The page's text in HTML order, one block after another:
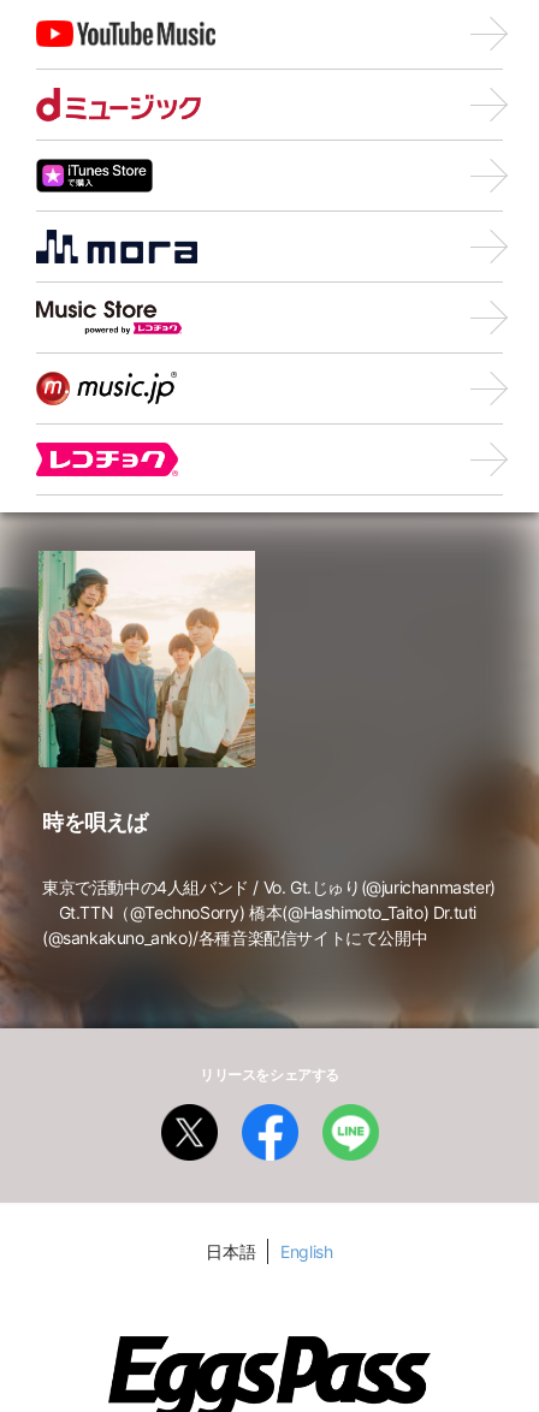
時を唄えば
東京で活動中の4人組バンド / Vo. Gt.じゅり(@jurichanmaster)
Gt.TTN（@TechnoSorry) 橋本(@Hashimoto_Taito) Dr.tuti
(@sankakuno_anko)/各種音楽配信サイトにて公開中
リリースをシェアする
日本語 English